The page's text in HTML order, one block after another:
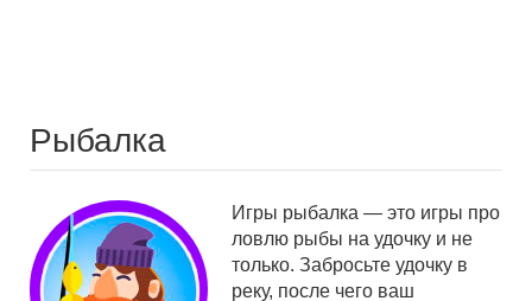
Рыбалка
Игры рыбалка — это игры про
ловлю рыбы на удочку и не
только. Забросьте удочку в
реку, после чего ваш